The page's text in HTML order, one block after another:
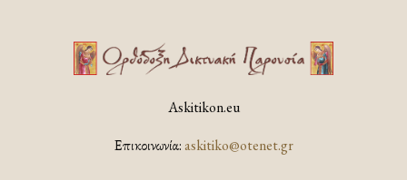
Askitikon.eu
Επικοινωνία:askitiko@otenet.gr